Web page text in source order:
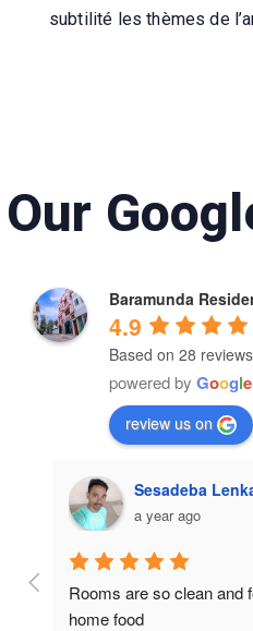
subtilité les thèmes de
Our
Baramunda
4.9
Based on 28 reviews
powered by Google
review us on
Sesadeba
a year ago
Rooms are so clean and
home food